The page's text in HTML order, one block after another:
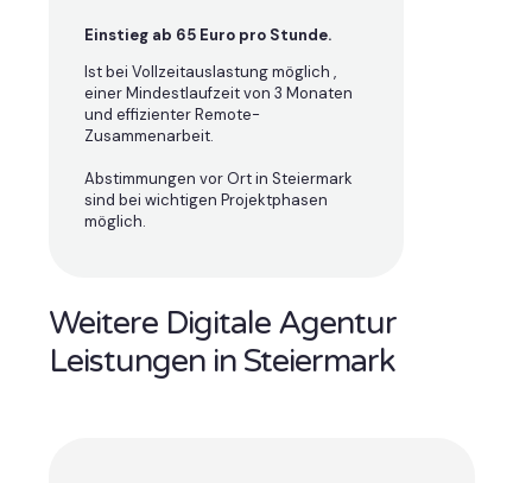
Einstieg ab 65 Euro pro Stunde.
Ist bei Vollzeitauslastung möglich ,
einer Mindestlaufzeit von 3 Monaten
und effizienter Remote-
Zusammenarbeit.
Abstimmungen vor Ort in Steiermark
sind bei wichtigen Projektphasen
möglich.
Weitere Digitale Agentur
Leistungen in Steiermark